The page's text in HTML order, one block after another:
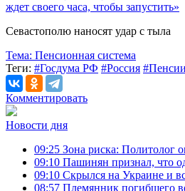
ждет своего часа, чтобы запустить»
Севастополю наносят удар с тыла
Тема: Пенсионная система
Теги: #Госдума РФ #Россия #Пенсии
Комментировать
Новости дня
09:25 Зона риска: Политолог
09:10 Пашинян признал, что
09:10 Скрылся на Украине и
08:57 Племянник погибшего